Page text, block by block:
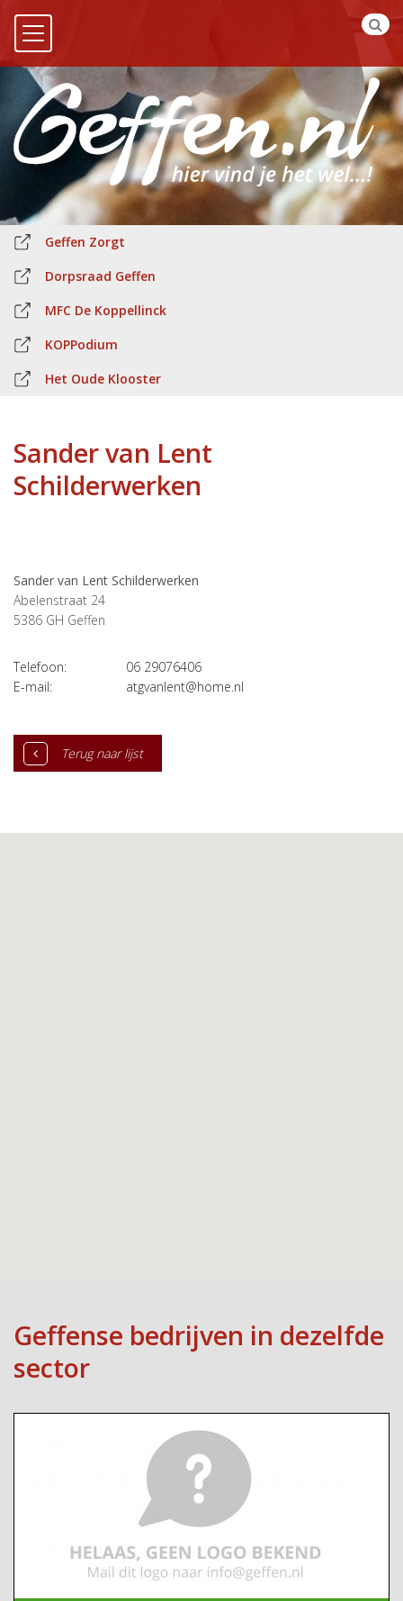
Geffen Zorgt
Dorpsraad Geffen
MFC De Koppellinck
KOPPodium
Het Oude Klooster
Sander van Lent
Schilderwerken
Sander van Lent Schilderwerken
Abelenstraat 24
5386 GH Geffen
Telefoon:
06 29076406
E-mail:
atgvanlent@home.nl
Terug naar lijst
Geffense bedrijven in dezelfde
sector